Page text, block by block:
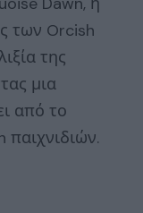
των Orcish
της
μια
από το